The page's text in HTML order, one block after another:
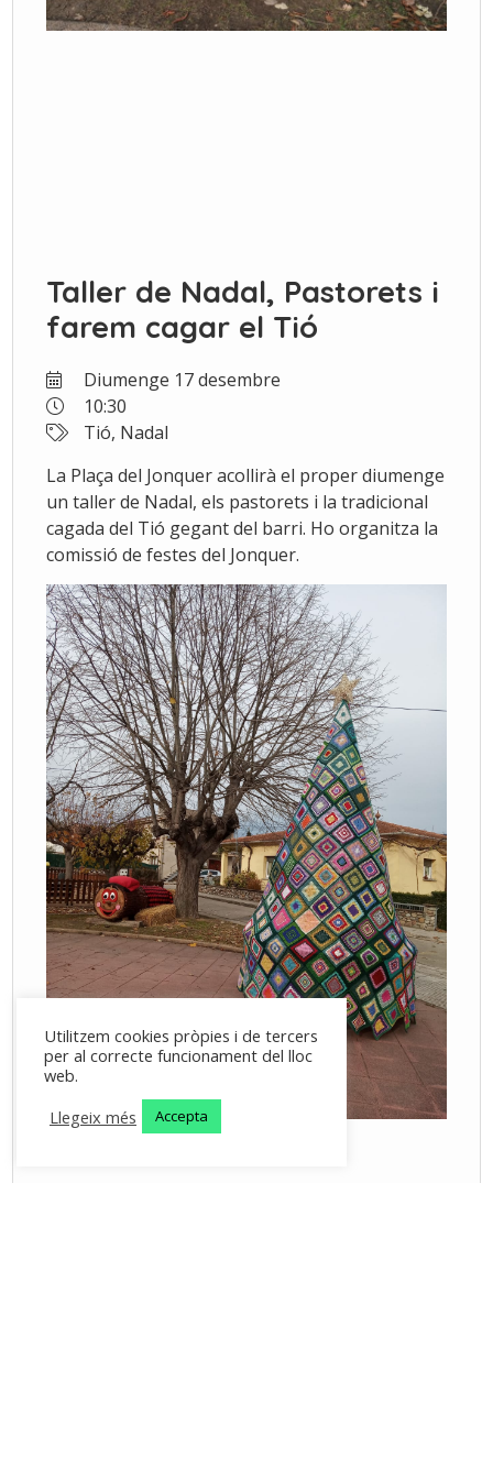
Taller de Nadal, Pastorets i
farem cagar el Tió
Diumenge 17 desembre
10:30
Tió, Nadal
La Plaça del Jonquer acollirà el proper diumenge
un taller de Nadal, els pastorets i la tradicional
cagada del Tió gegant del barri. Ho organitza la
comissió de festes del Jonquer.
Utilitzem cookies pròpies i de tercers
per al correcte funcionament del lloc
web.
Llegeix més
Accepta